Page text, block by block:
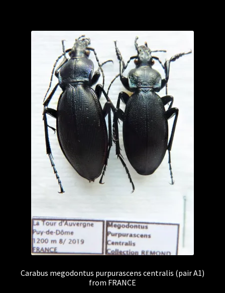
Carabus megodontus purpurascens centralis (pair A1)
from FRANCE